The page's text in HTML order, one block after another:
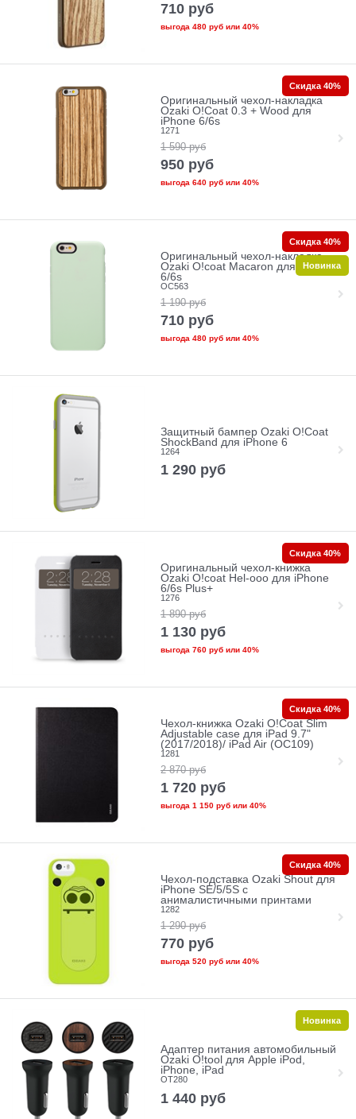
710 руб
выгода 480 рубили 40%
Оригинальный чехол-накладка
Ozaki O!Coat 0.3 + Wood для
iPhone 6/6s
1271
1 590 руб
950 руб
выгода 640 рубили 40%
Скидка 40%
Оригинальный чехол-накладка
Ozaki O!coat Macaron для iPhone
6/6s
OC563
1 190 руб
710 руб
выгода 480 рубили 40%
Скидка 40%
Новинка
Защитный бампер Ozaki O!Coat
ShockBand для iPhone 6
1264
1 290 руб
Оригинальный чехол-книжка
Ozaki O!coat Hel-ooo для iPhone
6/6s Plus+
1276
1 890 руб
1 130 руб
выгода 760 рубили 40%
Скидка 40%
Чехол-книжка Ozaki O!Coat Slim
Adjustable case для iPad 9.7"
(2017/2018)/ iPad Air (OC109)
1281
2 870 руб
1 720 руб
выгода 1 150 рубили 40%
Скидка 40%
Чехол-подставка Ozaki Shout для
iPhone SE/5/5S с
анималистичными принтами
1282
1 290 руб
770 руб
выгода 520 рубили 40%
Скидка 40%
Адаптер питания автомобильный
Ozaki O!tool для Apple iPod,
iPhone, iPad
OT280
1 440 руб
Новинка